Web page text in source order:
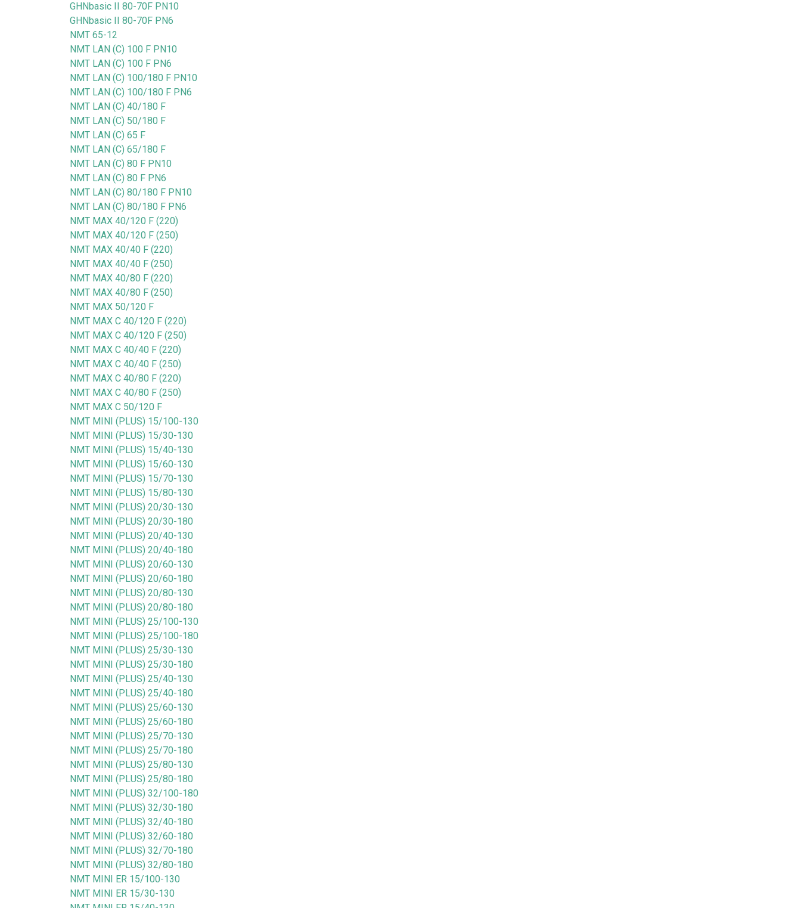
GHNbasic II 80-70F PN10
GHNbasic II 80-70F PN6
NMT 65-12
NMT LAN (C) 100 F PN10
NMT LAN (C) 100 F PN6
NMT LAN (C) 100/180 F PN10
NMT LAN (C) 100/180 F PN6
NMT LAN (C) 40/180 F
NMT LAN (C) 50/180 F
NMT LAN (C) 65 F
NMT LAN (C) 65/180 F
NMT LAN (C) 80 F PN10
NMT LAN (C) 80 F PN6
NMT LAN (C) 80/180 F PN10
NMT LAN (C) 80/180 F PN6
NMT MAX 40/120 F (220)
NMT MAX 40/120 F (250)
NMT MAX 40/40 F (220)
NMT MAX 40/40 F (250)
NMT MAX 40/80 F (220)
NMT MAX 40/80 F (250)
NMT MAX 50/120 F
NMT MAX C 40/120 F (220)
NMT MAX C 40/120 F (250)
NMT MAX C 40/40 F (220)
NMT MAX C 40/40 F (250)
NMT MAX C 40/80 F (220)
NMT MAX C 40/80 F (250)
NMT MAX C 50/120 F
NMT MINI (PLUS) 15/100-130
NMT MINI (PLUS) 15/30-130
NMT MINI (PLUS) 15/40-130
NMT MINI (PLUS) 15/60-130
NMT MINI (PLUS) 15/70-130
NMT MINI (PLUS) 15/80-130
NMT MINI (PLUS) 20/30-130
NMT MINI (PLUS) 20/30-180
NMT MINI (PLUS) 20/40-130
NMT MINI (PLUS) 20/40-180
NMT MINI (PLUS) 20/60-130
NMT MINI (PLUS) 20/60-180
NMT MINI (PLUS) 20/80-130
NMT MINI (PLUS) 20/80-180
NMT MINI (PLUS) 25/100-130
NMT MINI (PLUS) 25/100-180
NMT MINI (PLUS) 25/30-130
NMT MINI (PLUS) 25/30-180
NMT MINI (PLUS) 25/40-130
NMT MINI (PLUS) 25/40-180
NMT MINI (PLUS) 25/60-130
NMT MINI (PLUS) 25/60-180
NMT MINI (PLUS) 25/70-130
NMT MINI (PLUS) 25/70-180
NMT MINI (PLUS) 25/80-130
NMT MINI (PLUS) 25/80-180
NMT MINI (PLUS) 32/100-180
NMT MINI (PLUS) 32/30-180
NMT MINI (PLUS) 32/40-180
NMT MINI (PLUS) 32/60-180
NMT MINI (PLUS) 32/70-180
NMT MINI (PLUS) 32/80-180
NMT MINI ER 15/100-130
NMT MINI ER 15/30-130